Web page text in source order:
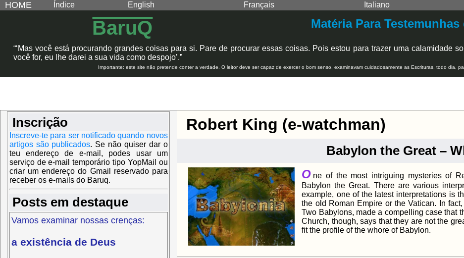
HOME Índice English Français Italiano
BaruQ Matéria Para
“‘Mas você está procurando grandes coisas para si. Pare de procurar essas coisas. Pois estou para trazer uma calamidade
você for, eu lhe darei a sua vida como despojo’.”
Importante: este site não pretende conter a verdade. O leitor deve ser capaz de exercer o bom senso, examinavam cuidadosamente as Escrituras, todo dia,
Robert King (e-watchman)
Babylon the Great –
O ne of the most intriguing mysteries of
Babylon the Great. There are various
example, one of the latest interpretations is
the old Roman Empire or the Vatican. In
Two Babylons, made a compelling case that
Church, though, says that they are not the
fit the profile of the whore of Babylon.
Inscrição
Inscreve-te para ser notificado quando novos
artigos são publicados. Se não quiser dar o
teu endereço de e-mail, podes usar um
serviço de e-mail temporário tipo YopMail ou
criar um endereço do Gmail reservado para
receber os e-mails do Baruq.
Posts em destaque
Vamos examinar nossas crenças:
a existência de Deus